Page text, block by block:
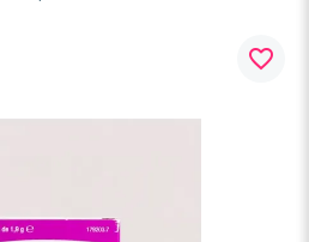
favorite_border